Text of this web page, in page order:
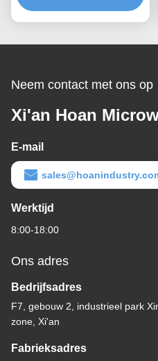
Schokdemper
Neem contact met ons op
Xi'an Hoan
E-mail
Werktijd
8:00-18:00
Ons adres
Bedrijfsadres
F7, gebouw 2, industrieel park
zone, Xi'an
Fabrieksadres